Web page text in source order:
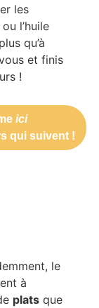
les
l’huile
qu’à
et finis
!
ici
qui suivent !
le
à
plats que